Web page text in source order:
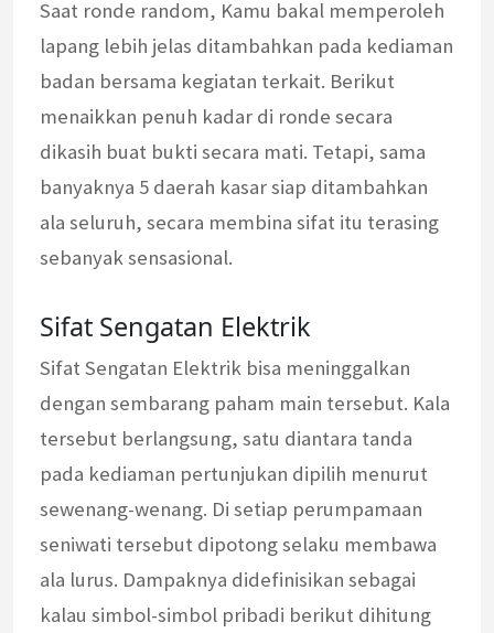
Saat ronde random, Kamu bakal memperoleh
lapang lebih jelas ditambahkan pada kediaman
badan bersama kegiatan terkait. Berikut
menaikkan penuh kadar di ronde secara
dikasih buat bukti secara mati. Tetapi, sama
banyaknya 5 daerah kasar siap ditambahkan
ala seluruh, secara membina sifat itu terasing
sebanyak sensasional.
Sifat Sengatan Elektrik
Sifat Sengatan Elektrik bisa meninggalkan
dengan sembarang paham main tersebut. Kala
tersebut berlangsung, satu diantara tanda
pada kediaman pertunjukan dipilih menurut
sewenang-wenang. Di setiap perumpamaan
seniwati tersebut dipotong selaku membawa
ala lurus. Dampaknya didefinisikan sebagai
kalau simbol-simbol pribadi berikut dihitung